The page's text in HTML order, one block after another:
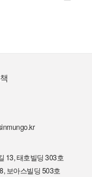
13, 태호빌딩 303호
보아스빌딩 503호